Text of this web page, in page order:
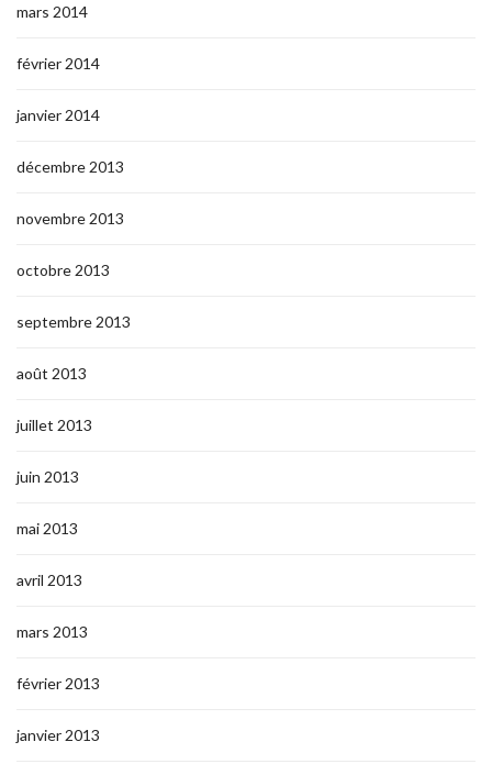
mars 2014
février 2014
janvier 2014
décembre 2013
novembre 2013
octobre 2013
septembre 2013
août 2013
juillet 2013
juin 2013
mai 2013
avril 2013
mars 2013
février 2013
janvier 2013